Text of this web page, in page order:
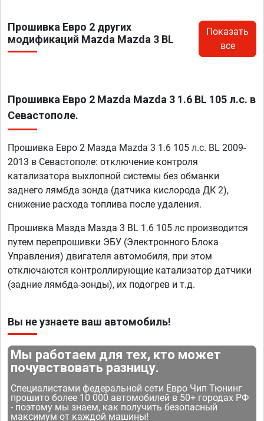
Прошивка Евро 2 других
модификаций Mazda Mazda 3 BL
Показать
все
Прошивка Евро 2 Mazda Mazda 3 1.6 BL 105 л.с. в
Севастополе.
Прошивка Евро 2 Мазда Mazda 3 1.6 105 л.с. BL 2009-
2013 в Севастополе: отключение контроля
катализатора выхлопной системы без обманки
заднего лямбда зонда (датчика кислорода ДК 2),
снижение расхода топлива после удаления.
Прошивка Мазда Мазда 3 BL 1.6 105 лс производится
путем перепрошивки ЭБУ (Электронного Блока
Управления) двигателя автомобиля, при этом
отключаются контроллирующие катализатор датчики
(задние лямбда-зонды), их подогрев и т.д.
Вы не узнаете ваш автомобиль!
Мы работаем для тех, кто может
почувствовать разницу.
Специалистами федеральной сети Евро Чип Тюнинг
прошито более 10 000 автомобилей в 50+ городах РФ
- поэтому мы знаем, как получить безопасный
максимум от каждой машины!